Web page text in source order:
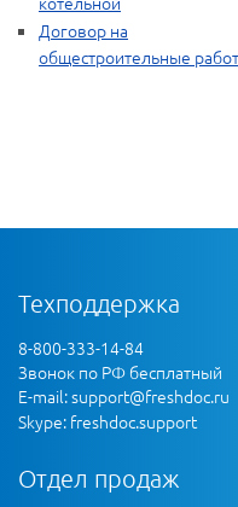
Договор на
общестроительные
Техподдержка
8-800-333-14-84
Звонок по РФ бесплатный
E-mail:support@freshdoc.ru
Skype: freshdoc.support
Отдел продаж